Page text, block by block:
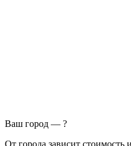
Ваш город — ?